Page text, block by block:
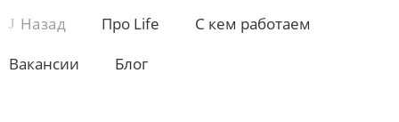
Назад Про Life
С кем работаем
Вакансии
Блог